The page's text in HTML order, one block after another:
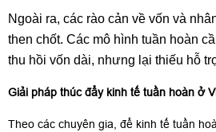
Ngoài ra, các rào cản về vốn và
then chốt. Các mô hình tuần hoàn
thu hồi vốn dài, nhưng lại thiếu hỗ
Giải pháp thúc đẩy kinh tế tuần hoàn ở
Theo các chuyên gia, để kinh tế tuần